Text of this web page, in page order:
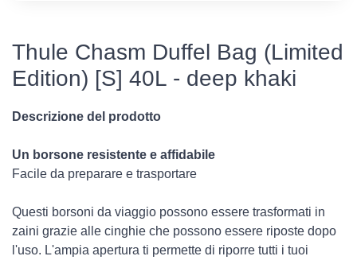
Thule Chasm Duffel Bag (Limited
Edition) [S] 40L - deep khaki
Descrizione del prodotto
Un borsone resistente e affidabile
Facile da preparare e trasportare
Questi borsoni da viaggio possono essere trasformati in
zaini grazie alle cinghie che possono essere riposte dopo
l'uso. L'ampia apertura ti permette di riporre tutti i tuoi